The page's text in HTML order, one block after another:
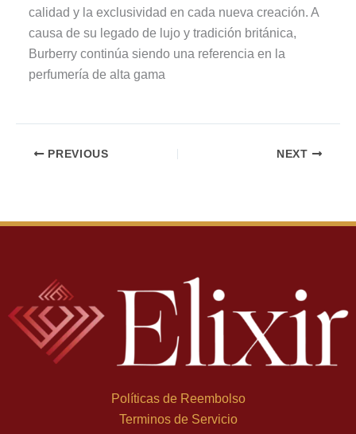
calidad y la exclusividad en cada nueva creación. A
causa de su legado de lujo y tradición británica,
Burberry continúa siendo una referencia en la
perfumería de alta gama
PREVIOUS NEXT
Políticas de Reembolso
Terminos de Servicio